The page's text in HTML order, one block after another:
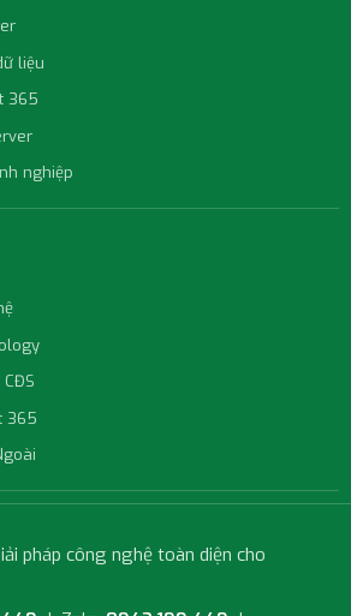
liệu
365
nghiệp
365
pháp công nghệ toàn diện cho